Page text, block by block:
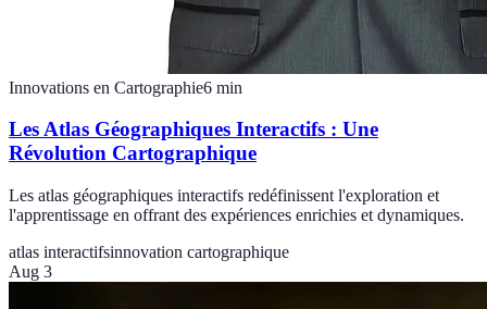
Innovations en Cartographie6 min
Les Atlas Géographiques Interactifs : Une
Révolution Cartographique
Les atlas géographiques interactifs redéfinissent l'exploration et
l'apprentissage en offrant des expériences enrichies et dynamiques.
atlas interactifsinnovation cartographique
Aug 3